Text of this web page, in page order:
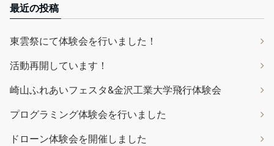
最近の投稿
東雲祭にて体験会を行いました！
活動再開しています！
崎山ふれあいフェスタ&金沢工業大学飛行体験会
プログラミング体験会を行いました
ドローン体験会を開催しました